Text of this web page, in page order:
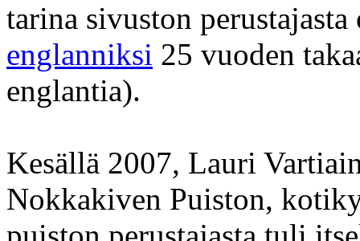
tarina sivuston
englanniksi 25 vuoden
englantia).
Kesällä 2007, Lauri
Nokkakiven Puiston,